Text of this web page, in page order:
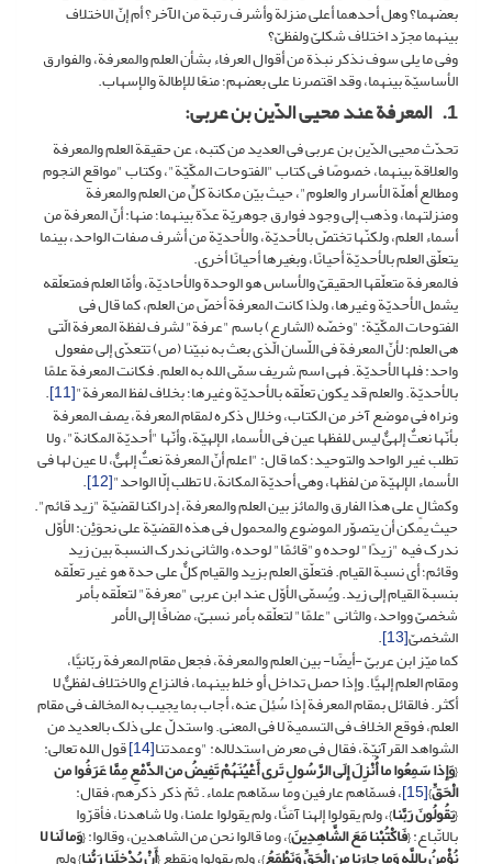
بعضهما؟ وهل أحدهما أعلى منزلة وأشرف رتبة من الآخر؟ أم إنّ الاختلاف
بینهما مجرّد اختلاف شکلیّ ولفظیّ؟
وفی ما یلی سوف نذکر نبذة من أقوال العرفاء بشأن العلم والمعرفة، والفوارق
الأساسیّة بینهما، وقد اقتصرنا على بعضهم؛ منعًا للإطالة والإسهاب.
1. المعرفة عند محیی الدّین بن عربی:
تحدّث محیی الدّین بن عربی فی العدید من کتبه، عن حقیقة العلم والمعرفة
والعلاقة بینهما، خصوصًا فی کتاب "الفتوحات المکّیّة"، وکتاب "مواقع النجوم
ومطالع أهلّة الأسرار والعلوم"، حیث بیّن مکانة کلٍّ من العلم والمعرفة
ومنزلتهما، وذهب إلى وجود فوارق جوهریّة عدّة بینهما؛ منها: أنّ المعرفة من
أسماء العلم، ولکنّها تختصّ بالأحدیّة، والأحدیّة من أشرف صفات الواحد، بینما
یتعلّق العلم بالأحدیّة أحیانًا، وبغیرها أحیانًا أخرى.
فالمعرفة متعلّقها الحقیقیّ والأساس هو الوحدة والأحادیّة، وأمّا العلم فمتعلّقه
یشمل الأحدیّة وغیرها، ولذا کانت المعرفة أخصّ من العلم، کما قال فی
الفتوحات المکّیّة: "وخصّه (الشارع) باسم "عرفة" لشرف لفظة المعرفة الّتی
هی العلم؛ لأنّ المعرفة فی اللّسان الّذی بعث به نبیّنا (ص) تتعدّى إلى مفعول
واحد: فلها الأحدیّة. فهی اسم شریف سمّى الله به العلم. فکانت‏ المعرفة علمًا
بالأحدیّة. والعلم قد یکون تعلّقه بالأحدیّة وغیرها؛ بخلاف لفظ المعرفة"[11]
.
ونراه فی موضع آخر من الکتاب، وخلال ذکره لمقام المعرفة، یصف المعرفة
بأنّها نعتٌ إلهیٌّ لیس للفظها عین فی الأسماء الإلهیّة، وأنّها "أحدیّة المکانة"، ولا
تطلب غیر الواحد والتوحید؛ کما قال: "اعلم أنّ المعرفة نعتٌ إلهیٌّ، لا عین لها فی
الأسماء الإلهیّة من لفظها، وهی أحدیّة المکانة، لا تطلب إلّا الواحد"[12]
.
وکمثالٍ على هذا الفارق والمائز بین العلم والمعرفة، إدراکنا لقضیّة "زید قائم".
حیث یمکن أن یتصوّر الموضوع والمحمول فی هذه القضیّة على نحوَیْن: الأوّل
ندرک فیه "زیدًا" لوحده و"قائمًا" لوحده، والثانی ندرک النسبة بین زید
وقائم؛ أی نسبة القیام. فتعلّق العلم بزید والقیام کلٌّ على حدة هو غیر تعلّقه
بنسبة القیام إلى زید. ویُسمّى الأوّل عند ابن عربی "معرفة" لتعلّقه بأمر
شخصیّ وواحد، والثانی "علمًا" لتعلّقه بأمر نسبیّ، مضافًا إلى الأمر
الشخصیّ[13]
.‏
کما میّز ابن عربیّ -أیضًا- بین العلم والمعرفة، فجعل مقام المعرفة ربّانیًّا،
ومقام العلم إلهیًّا. وإذا حصل تداخل أو خلط بینهما، فالنزاع والاختلاف لفظیٌّ لا
أکثر. فالقائل بمقام المعرفة إذا سُئِلَ عنه، أجاب بما یجیب به المخالف فی مقام
العلم، فوقع الخلاف فی التسمیة لا فی المعنى. واستدلّ على ذلک بالعدید من
الشواهد القرآنیّة، فقال فی معرض استدلاله: "وعمدتنا[14] قول الله تعالى:
{وَإِذا سَمِعُوا ما أُنْزِلَ إِلَى الرَّسُولِ تَرى‏ أَعْیُنَهُمْ تَفِیضُ من الدَّمْعِ مِمَّا عَرَفُوا من
الْحَقِّ}
[15] ، فسمّاهم عارفین وما سمّاهم علماء. ثمّ ذکر ذکرهم، فقال:
{یَقُولُونَ رَبَّنا}، ولم یقولوا إلهنا آمَنَّا، ولم یقولوا علمنا، ولا شاهدنا، فأقرّوا
بالاتّباع: {فَاکْتُبْنا مَعَ الشَّاهِدِینَ}، وما قالوا نحن من الشاهدین، وقالوا: {وَما لَنا لا
نُؤْمِنُ بِاللَّهِ وَما جاءَنا من الْحَقِّ وَنَطْمَعُ‏}، ولم یقولوا ونقطع {أَنْ یُدْخِلَنا رَبُّنا} ولم